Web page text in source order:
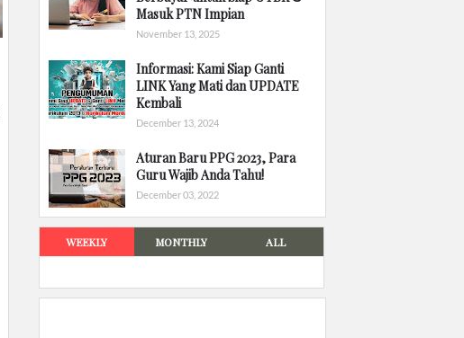
Masuk PTN Impian
November 13, 2025
Informasi: Kami Siap Ganti
LINK Yang Mati dan UPDATE
Kembali
December 13, 2024
Aturan Baru PPG 2023, Para
Guru Wajib Anda Tahu!
December 03, 2022
WEEKLY MONTHLY ALL